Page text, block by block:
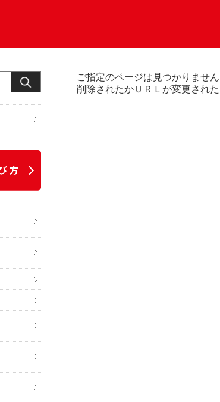
ご指定のページは見つかりません
削除されたかＵＲＬが変更され